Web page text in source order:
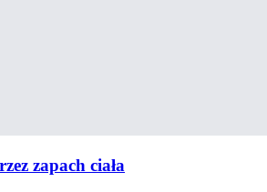
zapach ciała